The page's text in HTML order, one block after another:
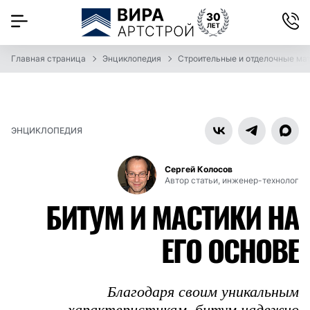
Главная страница Энциклопедия Строительные и отделочные
ЭНЦИКЛОПЕДИЯ
Сергей Колосов
Автор статьи, инженер-технолог
БИТУМ И МАСТИКИ НА
ЕГО ОСНОВЕ
Благодаря своим уникальным